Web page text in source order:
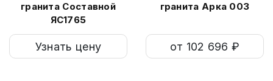
гранита Составной
ЯС1765
Узнать цену
гранита Арка 003
от 102 696 ₽